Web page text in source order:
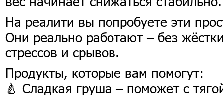
На реалити вы попробуете эти
Они реально работают – без
стрессов и срывов.
Продукты, которые вам помогут:
🍐 Сладкая груша – поможет с